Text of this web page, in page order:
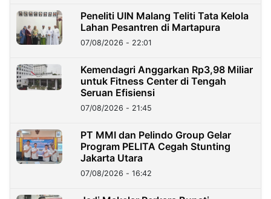
Peneliti UIN Malang Teliti Tata Kelola
Lahan Pesantren di Martapura
07/08/2026 - 22:01
Kemendagri Anggarkan Rp3,98 Miliar
untuk Fitness Center di Tengah
Seruan Efisiensi
07/08/2026 - 21:45
PT MMI dan Pelindo Group Gelar
Program PELITA Cegah Stunting
Jakarta Utara
07/08/2026 - 16:42